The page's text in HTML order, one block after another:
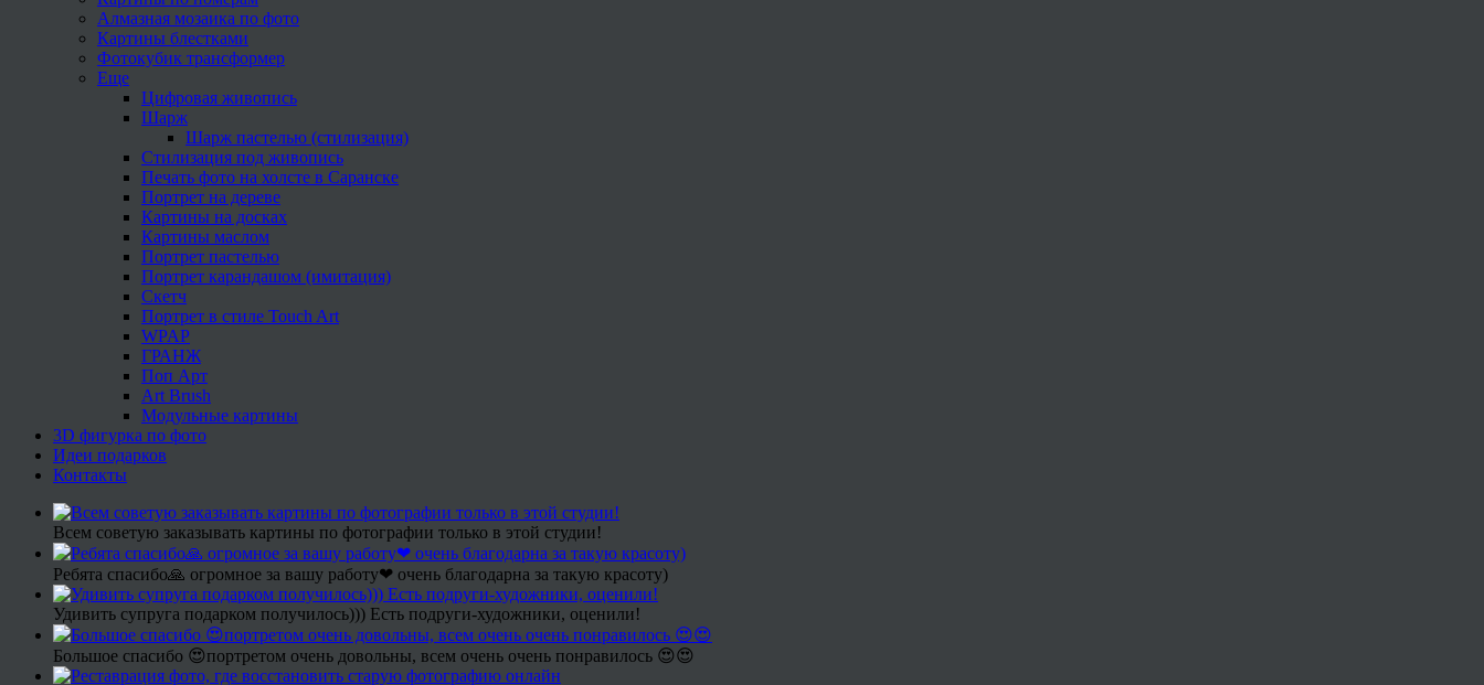
Алмазная мозаика по фото
Картины блестками
Фотокубик трансформер
Еще
Цифровая живопись
Шарж
Шарж пастелью (стилизация)
Стилизация под живопись
Печать фото на холсте в Саранске
Портрет на дереве
Картины на досках
Картины маслом
Портрет пастелью
Портрет карандашом (имитация)
Скетч
Портрет в стиле Touch Art
WPAP
ГРАНЖ
Поп Арт
Art Brush
Модульные картины
3D фигурка по фото
Идеи подарков
Контакты
Всем советую заказывать картины по фотографии только в этой студии!
Ребята спасибо🙏 огромное за вашу работу❤ очень благодарна за такую красоту)
Удивить супруга подарком получилось))) Есть подруги-художники, оценили!
Большое спасибо 😍портретом очень довольны, всем очень очень понравилось 😍😍